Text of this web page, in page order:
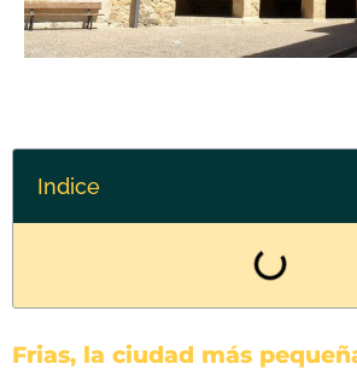
Frias, la ciudad más
Indice